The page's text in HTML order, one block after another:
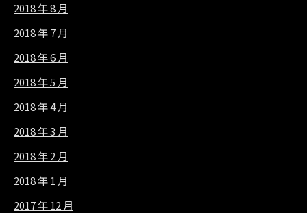
2018 年 8 月
2018 年 7 月
2018 年 6 月
2018 年 5 月
2018 年 4 月
2018 年 3 月
2018 年 2 月
2018 年 1 月
2017 年 12 月